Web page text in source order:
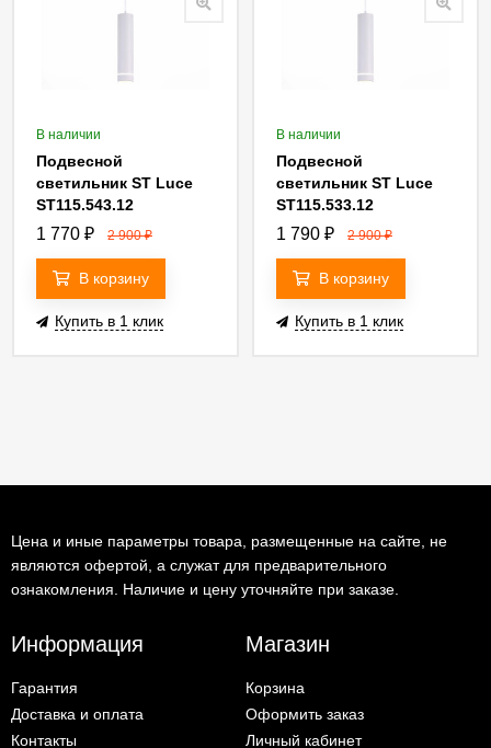
В наличии
Подвесной
светильник ST Luce
ST115.543.12
1 770 ₽ 2 900₽
В корзину
Купить в 1 клик
В наличии
Подвесной
светильник ST Luce
ST115.533.12
1 790 ₽ 2 900₽
В корзину
Купить в 1 клик
Цена и иные параметры товара, размещенные на сайте, не
являются офертой, а служат для предварительного
ознакомления. Наличие и цену уточняйте при заказе.
Информация
Гарантия
Доставка и оплата
Контакты
Магазин
Корзина
Оформить заказ
Личный кабинет